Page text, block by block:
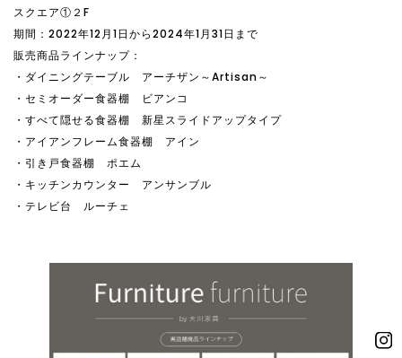
スクエア①２F
期間：2022年12月1日から2024年1月31日まで
販売商品ラインナップ：
・ダイニングテーブル アーチザン～Artisan～
・セミオーダー食器棚 ビアンコ
・すべて隠せる食器棚 新星スライドアップタイプ
・アイアンフレーム食器棚 アイン
・引き戸食器棚 ポエム
・キッチンカウンター アンサンブル
・テレビ台 ルーチェ